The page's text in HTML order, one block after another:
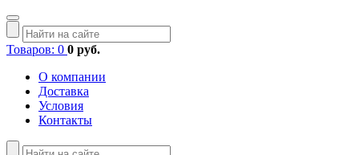
Товаров: 0 0 руб.
О компании
Доставка
Условия
Контакты